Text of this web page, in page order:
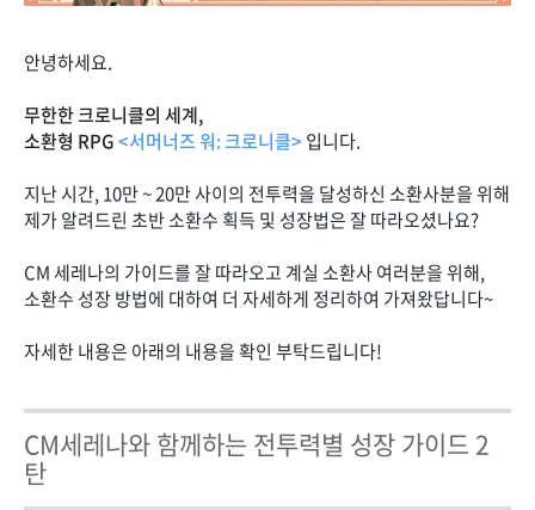
안녕하세요.
무한한 크로니클의 세계,
소환형 RPG<서머너즈 워: 크로니클> 입니다.
지난 시간, 10만 ~ 20만 사이의 전투력을 달성하신 소환사분을 위해
제가 알려드린 초반 소환수 획득 및 성장법은 잘 따라오셨나요?
CM 세레나의 가이드를 잘 따라오고 계실 소환사 여러분을 위해,
소환수 성장 방법에 대하여 더 자세하게 정리하여 가져왔답니다~
자세한 내용은 아래의 내용을 확인 부탁드립니다!
CM세레나와 함께하는 전투력별 성장 가이드 2
탄